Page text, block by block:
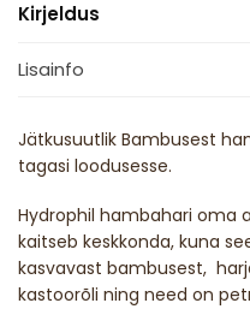
Kirjeldus
Lisainfo
Jätkusuutlik Bambusest
tagasi loodusesse.
Hydrophil hambahari oma
kaitseb keskkonda, kuna
kasvavast bambusest,
kastoorõli ning need on